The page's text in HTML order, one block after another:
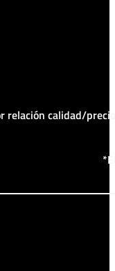
relación calidad/